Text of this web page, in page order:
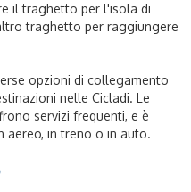
il traghetto per l'isola di
traghetto per raggiungere
opzioni di collegamento
nelle Cicladi. Le
servizi frequenti, e è
aereo, in treno o in auto.